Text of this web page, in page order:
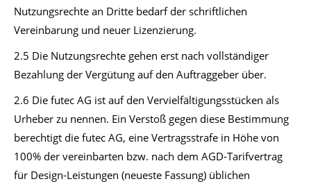
Nutzungsrechte an Dritte bedarf der schriftlichen
Vereinbarung und neuer Lizenzierung.
2.5 Die Nutzungsrechte gehen erst nach vollständiger
Bezahlung der Vergütung auf den Auftraggeber über.
2.6 Die futec AG ist auf den Vervielfältigungsstücken als
Urheber zu nennen. Ein Verstoß gegen diese Bestimmung
berechtigt die futec AG, eine Vertragsstrafe in Höhe von
100% der vereinbarten bzw. nach dem AGD-Tarifvertrag
für Design-Leistungen (neueste Fassung) üblichen